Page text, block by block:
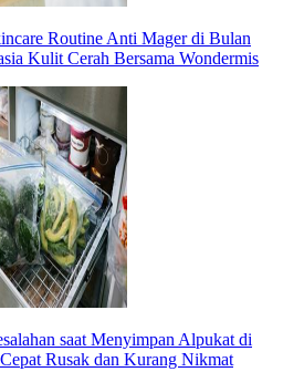
Routine Anti Mager di Bulan
Kulit Cerah Bersama Wondermis
saat Menyimpan Alpukat di
Rusak dan Kurang Nikmat